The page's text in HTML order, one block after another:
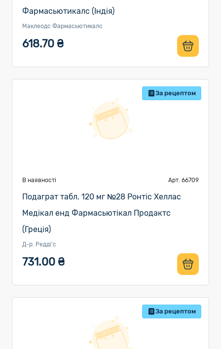
Фармасьютикалс (Індія)
Маклеодс Фармасьютикалс
618.70 ₴
За рецептом
В наявності Арт. 66709
Подаграт табл. 120 мг №28 Ронтіс Хеллас
Медікал енд Фармасьютікал Продактс
(Греція)
Д-р. Редді'с
731.00 ₴
За рецептом